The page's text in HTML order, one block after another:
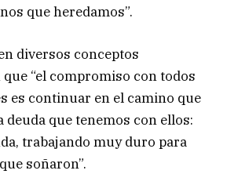
que heredamos”.
diversos conceptos
“el compromiso con todos
es continuar en el camino que
deuda que tenemos con ellos:
trabajando muy duro para
soñaron”.